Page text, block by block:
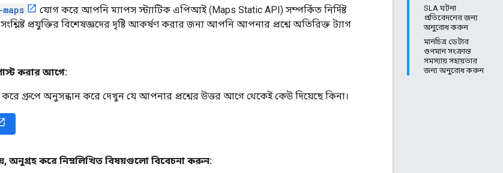
SLA ঘটনা
প্রতিবেদনের জন্য
অনুরোধ করুন
মানচিত্র ডেটার
গুণমান সংক্রান্ত
সমস্যায় সহায়তার
জন্য অনুরোধ করুন
যোগ করে আপনি ম্যাপস স্ট্যাটিক এপিআই (Maps Static API) সম্পর্কিত নির্দিষ্ট
প্রযুক্তির বিশেষজ্ঞদের দৃষ্টি আকর্ষণ করার জন্য আপনি আপনার প্রশ্নে অতিরিক্ত ট্যাগ
করার আগে:
গ্রুপে অনুসন্ধান করে দেখুন যে আপনার প্রশ্নের উত্তর আগে থেকেই কেউ দিয়েছে কিনা।
, অনুগ্রহ করে নিম্নলিখিত বিষয়গুলো বিবেচনা করুন: